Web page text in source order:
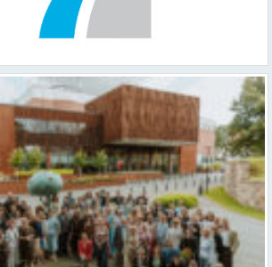
104. sezonu – par varu, brīvību